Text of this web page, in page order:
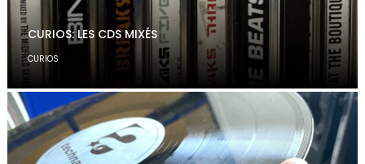
CURIOS: LES CDS MIXÉS
CURIOS